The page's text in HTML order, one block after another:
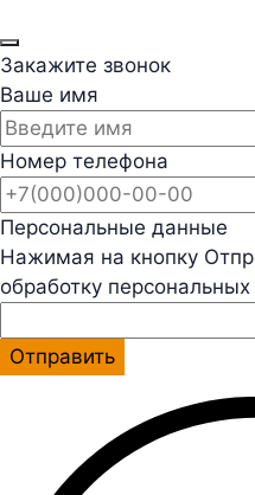
Закажите звонок
Ваше имя
Номер телефона
Персональные данные
Нажимая на кнопку
обработку
Отправить